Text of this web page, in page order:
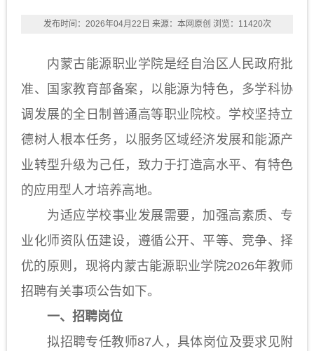
发布时间：2026年04月22日 来源：本网原创 浏览：11420次
内蒙古能源职业学院是经自治区人民政府批
准、国家教育部备案，以能源为特色，多学科协
调发展的全日制普通高等职业院校。学校坚持立
德树人根本任务，以服务区域经济发展和能源产
业转型升级为己任，致力于打造高水平、有特色
的应用型人才培养高地。
为适应学校事业发展需要，加强高素质、专
业化师资队伍建设，遵循公开、平等、竞争、择
优的原则，现将内蒙古能源职业学院2026年教师
招聘有关事项公告如下。
一、招聘岗位
拟招聘专任教师87人，具体岗位及要求见附